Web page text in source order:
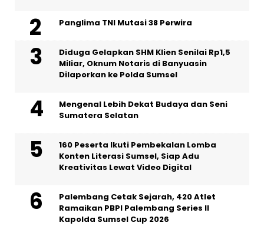
Panglima TNI Mutasi 38 Perwira
Diduga Gelapkan SHM Klien Senilai Rp1,5
Miliar, Oknum Notaris di Banyuasin
Dilaporkan ke Polda Sumsel ‎
Mengenal Lebih Dekat Budaya dan Seni
Sumatera Selatan
160 Peserta Ikuti Pembekalan Lomba
Konten Literasi Sumsel, Siap Adu
Kreativitas Lewat Video Digital ‎
Palembang Cetak Sejarah, 420 Atlet
Ramaikan PBPI Palembang Series II
Kapolda Sumsel Cup 2026